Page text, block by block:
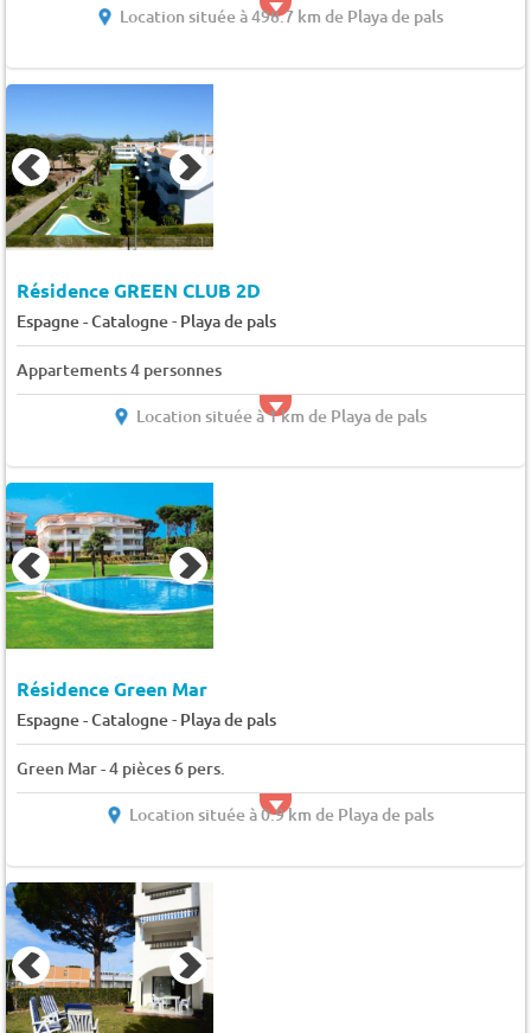
Location située à 498.7 km de Playa de pals
Résidence GREEN CLUB 2D
Espagne - Catalogne- Playa de pals
Appartements 4 personnes
Location située à 1 km de Playa de pals
Résidence Green Mar
Espagne - Catalogne- Playa de pals
Green Mar - 4 pièces 6 pers.
Location située à 0.9 km de Playa de pals